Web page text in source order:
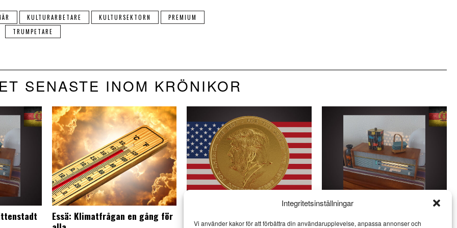
Integritetsinställningar
Vi använder kakor för att förbättra din användarupplevelse, anpassa annonser och
KULTURARBETARE KULTURSEKTORN
PREMIUM
TRUMPETARE
SENASTE INOM KRÖNIKOR
Essä: Klimatfrågan en gång för